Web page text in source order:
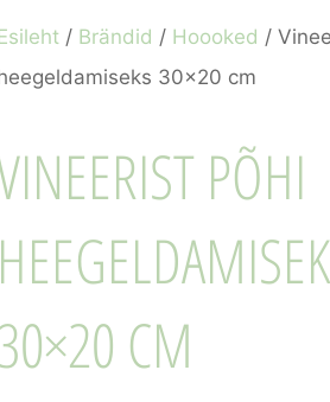
/ Brändid / Hoooked /
30×20 cm
PÕHI
30×20 CM